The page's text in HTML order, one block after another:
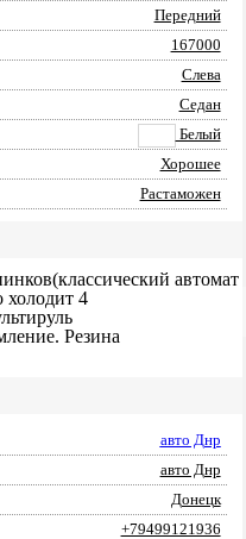
Передний
167000
Слева
Седан
Белый
Хорошее
Растаможен
автомат
холодит 4
Резина
авто Днр
авто Днр
Донецк
+79499121936